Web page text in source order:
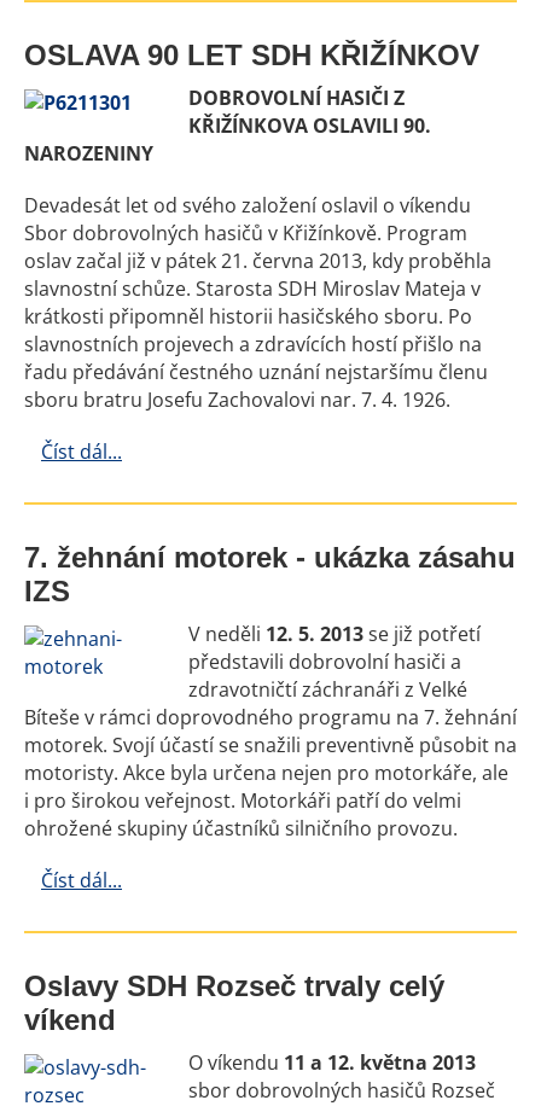
OSLAVA 90 LET SDH KŘIŽÍNKOV
DOBROVOLNÍ HASIČI Z
KŘIŽÍNKOVA OSLAVILI 90.
NAROZENINY
Devadesát let od svého založení oslavil o víkendu
Sbor dobrovolných hasičů v Křižínkově. Program
oslav začal již v pátek 21. června 2013, kdy proběhla
slavnostní schůze. Starosta SDH Miroslav Mateja v
krátkosti připomněl historii hasičského sboru. Po
slavnostních projevech a zdravících hostí přišlo na
řadu předávání čestného uznání nejstaršímu členu
sboru bratru Josefu Zachovalovi nar. 7. 4. 1926.
Číst dál...
7. žehnání motorek - ukázka zásahu
IZS
V neděli 12. 5. 2013se již potřetí
představili dobrovolní hasiči a
zdravotničtí záchranáři z Velké
Bíteše v rámci doprovodného programu na 7. žehnání
motorek. Svojí účastí se snažili preventivně působit na
motoristy. Akce byla určena nejen pro motorkáře, ale
i pro širokou veřejnost. Motorkáři patří do velmi
ohrožené skupiny účastníků silničního provozu.
Číst dál...
Oslavy SDH Rozseč trvaly celý
víkend
O víkendu 11 a 12. května 2013
sbor dobrovolných hasičů Rozseč